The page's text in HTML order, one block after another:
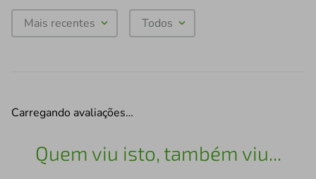
Mais recentes Todos
Carregando avaliações…
Quem viu isto, também viu...